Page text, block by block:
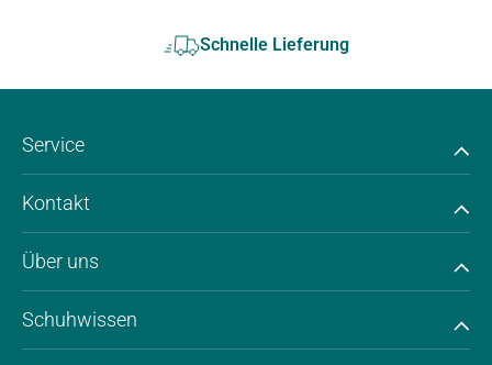
Schnelle Lieferung
Service
Kontakt
Über uns
Schuhwissen